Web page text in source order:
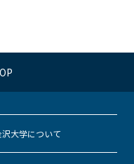
沢大学について